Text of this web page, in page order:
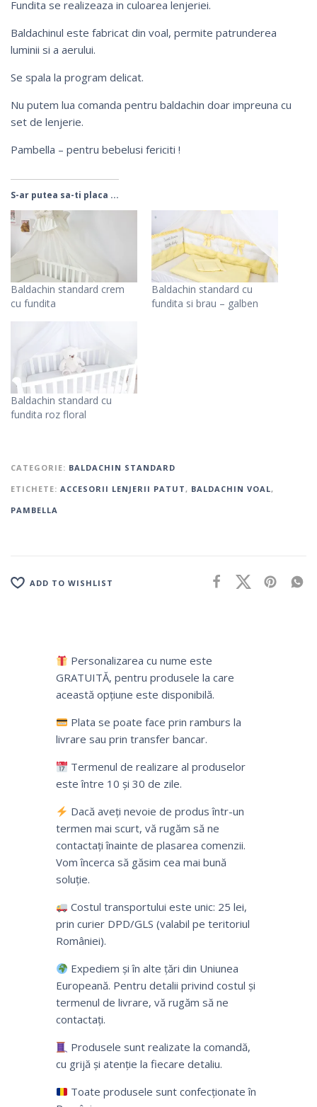
Fundita se realizeaza in culoarea lenjeriei.
Baldachinul este fabricat din voal, permite patrunderea
luminii si a aerului.
Se spala la program delicat.
Nu putem lua comanda pentru baldachin doar impreuna cu
set de lenjerie.
Pambella – pentru bebelusi fericiti !
S-ar putea sa-ti placa ...
Baldachin standard crem
cu fundita
Baldachin standard cu
fundita si brau – galben
Baldachin standard cu
fundita roz floral
CATEGORIE: BALDACHIN STANDARD
ETICHETE: ACCESORII LENJERII PATUT, BALDACHIN VOAL,
PAMBELLA
ADD TO WISHLIST
Personalizarea cu nume este
GRATUITĂ, pentru produsele la care
această opțiune este disponibilă.
Plata se poate face prin ramburs la
livrare sau prin transfer bancar.
Termenul de realizare al produselor
este între 10 și 30 de zile.
Dacă aveți nevoie de produs într-un
termen mai scurt, vă rugăm să ne
contactați înainte de plasarea comenzii.
Vom încerca să găsim cea mai bună
soluție.
Costul transportului este unic: 25 lei,
prin curier DPD/GLS (valabil pe teritoriul
României).
Expediem și în alte țări din Uniunea
Europeană. Pentru detalii privind costul și
termenul de livrare, vă rugăm să ne
contactați.
Produsele sunt realizate la comandă,
cu grijă și atenție la fiecare detaliu.
Toate produsele sunt confecționate în